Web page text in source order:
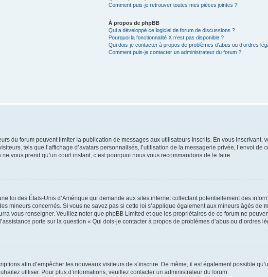
Comment puis-je retrouver toutes mes pièces jointes ?
À propos de phpBB
Qui a développé ce logiciel de forum de discussions ?
Pourquoi la fonctionnalité X n’est pas disponible ?
Qui dois-je contacter à propos de problèmes d’abus ou d’ordres
Comment puis-je contacter un administrateur du forum ?
du forum peuvent limiter la publication de messages aux utilisateurs inscrits. En vous inscrivant,
tels que l’affichage d’avatars personnalisés, l’utilisation de la messagerie privée, l’envoi de
vous prend qu’un court instant, c’est pourquoi nous vous recommandons de le faire.
loi des États-Unis d’Amérique qui demande aux sites internet collectant potentiellement des
mineurs concernés. Si vous ne savez pas si cette loi s’applique également aux mineurs âgés de
vous renseigner. Veuillez noter que phpBB Limited et que les propriétaires de ce forum ne
porte sur la question « Qui dois-je contacter à propos de problèmes d’abus ou d’ordres
afin d’empêcher les nouveaux visiteurs de s’inscrire. De même, il est également possible
utiliser. Pour plus d’informations, veuillez contacter un administrateur du forum.